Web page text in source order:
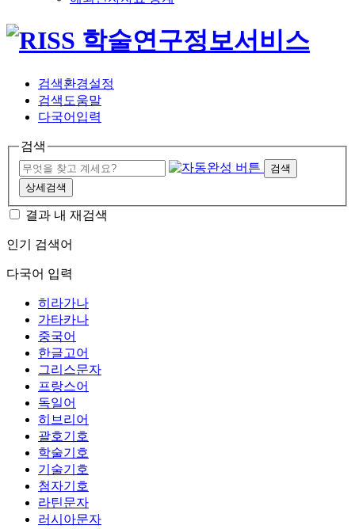
검색환경설정
검색도움말
다국어입력
검색
검색
상세검색
결과 내 재검색
인기 검색어
다국어 입력
히라가나
가타카나
중국어
한글고어
그리스문자
프랑스어
독일어
히브리어
괄호기호
학술기호
기술기호
첨자기호
라틴문자
러시아문자